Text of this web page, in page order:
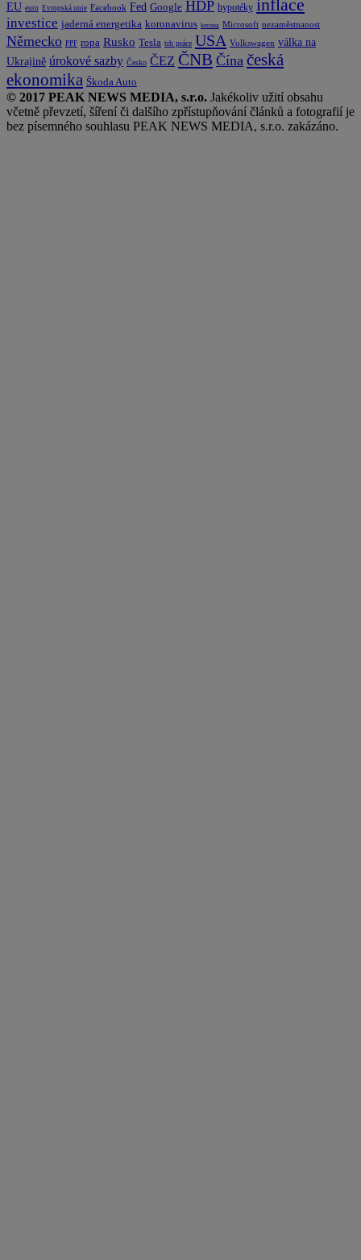
EU euro Evropská unie Facebook Fed Google HDP hypotéky inflace
investice jaderná energetika koronavirus koruna Microsoft nezaměstnanost
Německo PPF ropa Rusko Tesla trh práce USA Volkswagen válka na
Ukrajině úrokové sazby Česko ČEZ ČNB Čína česká
ekonomika Škoda Auto
© 2017 PEAK NEWS MEDIA, s.r.o. Jakékoliv užití obsahu
včetně převzetí, šíření či dalšího zpřístupňování článků a fotografií je
bez písemného souhlasu PEAK NEWS MEDIA, s.r.o. zakázáno.